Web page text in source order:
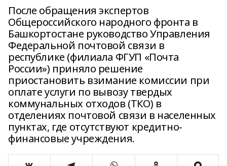
После обращения экспертов
Общероссийского народного фронта в
Башкортостане руководство Управления
Федеральной почтовой связи в
республике (филиала ФГУП «Почта
России») приняло решение
приостановить взимание комиссии при
оплате услуги по вывозу твердых
коммунальных отходов (ТКО) в
отделениях почтовой связи в населенных
пунктах, где отсутствуют кредитно-
финансовые учреждения.